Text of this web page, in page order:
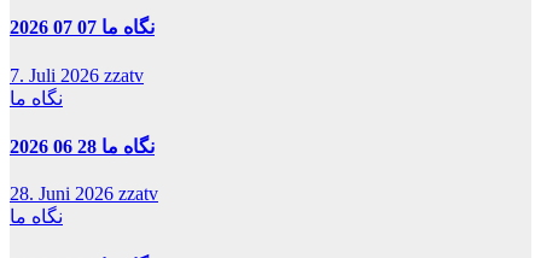
نگاه ما 07 07 2026
7. Juli 2026 zzatv
نگاه ما
نگاه ما 28 06 2026
28. Juni 2026 zzatv
نگاه ما